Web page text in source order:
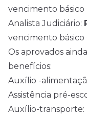
vencimento básico
Analista Judiciário:
vencimento básico
Os aprovados
benefícios:
Auxílio -
Assistência pré-
Auxílio-transporte: